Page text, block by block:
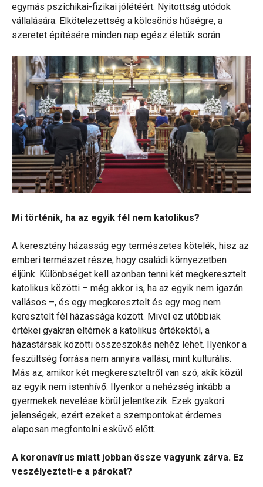
egymás pszichikai-fizikai jólétéért. Nyitottság utódok
vállalására. Elkötelezettség a kölcsönös hűségre, a
szeretet építésére minden nap egész életük során.
Mi történik, ha az egyik fél nem katolikus?
A keresztény házasság egy természetes kötelék, hisz az
emberi természet része, hogy családi környezetben
éljünk. Különbséget kell azonban tenni két megkeresztelt
katolikus közötti – még akkor is, ha az egyik nem igazán
vallásos –, és egy megkeresztelt és egy meg nem
keresztelt fél házassága között. Mivel ez utóbbiak
értékei gyakran eltérnek a katolikus értékektől, a
házastársak közötti összeszokás nehéz lehet. Ilyenkor a
feszültség forrása nem annyira vallási, mint kulturális.
Más az, amikor két megkereszteltről van szó, akik közül
az egyik nem istenhívő. Ilyenkor a nehézség inkább a
gyermekek nevelése körül jelentkezik. Ezek gyakori
jelenségek, ezért ezeket a szempontokat érdemes
alaposan megfontolni esküvő előtt.
A koronavírus miatt jobban össze vagyunk zárva. Ez
veszélyezteti-e a párokat?